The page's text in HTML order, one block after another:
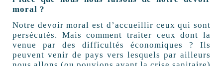
moral ?
Notre devoir moral est d’accueillir ceux qui sont
persécutés. Mais comment traiter ceux dont la
venue par des difficultés économiques ? Ils
peuvent venir de pays vers lesquels par ailleurs